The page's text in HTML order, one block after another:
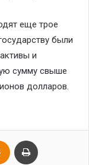
еще трое
были
и
сумму свыше
долларов.
Odnoklassniki